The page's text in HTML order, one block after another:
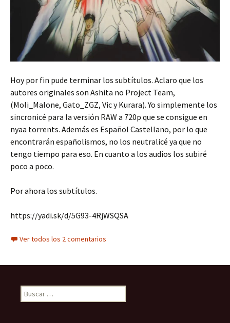
Hoy por fin pude terminar los subtítulos. Aclaro que los
autores originales son Ashita no Project Team,
(Moli_Malone, Gato_ZGZ, Vic y Kurara). Yo simplemente los
sincronicé para la versión RAW a 720p que se consigue en
nyaa torrents. Además es Español Castellano, por lo que
encontrarán españolismos, no los neutralicé ya que no
tengo tiempo para eso. En cuanto a los audios los subiré
poco a poco.
Por ahora los subtítulos.
https://yadi.sk/d/5G93-4RjWSQSA
Ver todos los 2 comentarios
Buscar: